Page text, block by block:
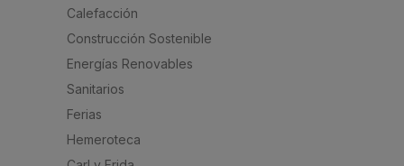
Calefacción
Construcción Sostenible
Energías Renovables
Sanitarios
Ferias
Hemeroteca